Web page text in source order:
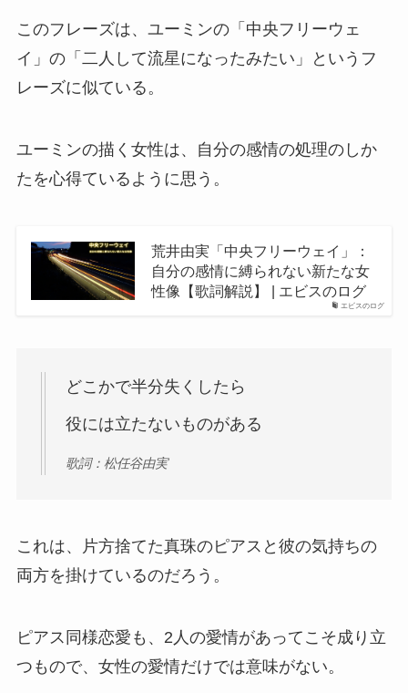
このフレーズは、ユーミンの「中央フリーウェ
イ」の「二人して流星になったみたい」というフ
レーズに似ている。
ユーミンの描く女性は、自分の感情の処理のしか
たを心得ているように思う。
エビスのログ
荒井由実「中央フリーウェイ」：
自分の感情に縛られない新たな女
性像【歌詞解説】 | エビスのログ
どこかで半分失くしたら
役には立たないものがある
歌詞：松任谷由実
これは、片方捨てた真珠のピアスと彼の気持ちの
両方を掛けているのだろう。
ピアス同様恋愛も、2人の愛情があってこそ成り立
つもので、女性の愛情だけでは意味がない。